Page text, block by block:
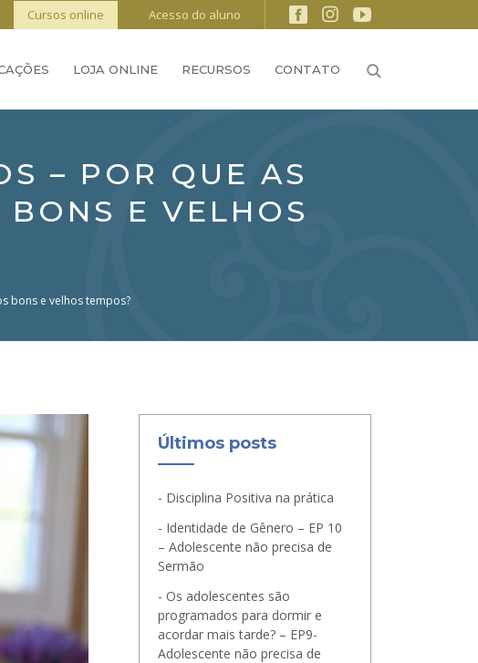
Cursos online Acesso do aluno
LOJA ONLINE RECURSOS CONTATO
– POR QUE AS
E VELHOS
bons e velhos tempos?
Últimos posts
Disciplina Positiva na prática
Identidade de Gênero – EP 10
– Adolescente não precisa de
Sermão
Os adolescentes são
programados para dormir e
acordar mais tarde? – EP9-
Adolescente não precisa de